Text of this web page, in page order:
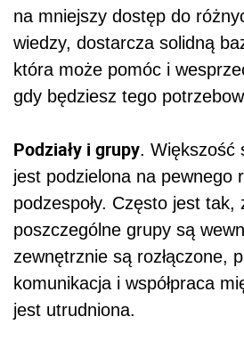
na mniejszy dostęp do
wiedzy, dostarcza solidną
która może pomóc i
gdy będziesz tego
Podziały i grupy. Większość
jest podzielona na pewnego
podzespoły. Często jest tak,
poszczególne grupy są
zewnętrznie są rozłączone,
komunikacja i współpraca
jest utrudniona.